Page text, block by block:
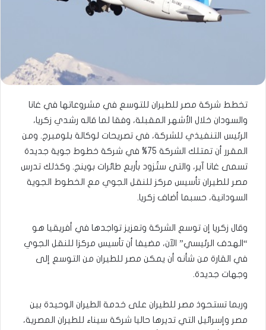
تخطط شركة مصر للطيران للتوسع في مشروعاتها في غانا
والسودان خلال الأشهر المقبلة، وفقا لما قاله رشدي زكريا،
الرئيس التنفيذي للشركة، في تصريحات لوكالة بلومبرج. ومن
المقرر أن تمتلك الشركة 75% في شركة خطوط جوية جديدة
تسمى غانا آير، والتي ستُزود بأربع طائرات بوينج. وكذلك تدرس
مصر للطيران تأسيس مركز للنقل الجوي مع الخطوط الجوية
السودانية، حسبما أضاف زكريا.
وقال زكريا إن توسع الشركة وتعزيز تواجدها في أفريقيا هو
“الهدف الرئيسي” الآن، مضيفا أن تأسيس مركزا للنقل الجوي
في القارة من شأنه أن يمكن مصر للطيران من التوسع إلى
وجهات جديدة.
وربما تستحوذ مصر للطيران على خدمة الطيران الوحيدة بين
مصر وإسرائيل التي تديرها حاليا شركة سيناء للطيران المصرية،